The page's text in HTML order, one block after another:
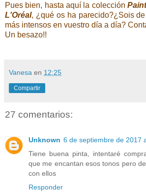
Pues bien, hasta aquí la colección
L'Oréal, ¿qué os ha parecido?¿Sois
más intensos en vuestro día a día?
Un besazo!!
Vanesa en 12:25
Compartir
27 comentarios:
Unknown 6 de septiembre de 2017
Tiene buena pinta, intentaré
que me encantan esos tonos pero
con ellos
Responder